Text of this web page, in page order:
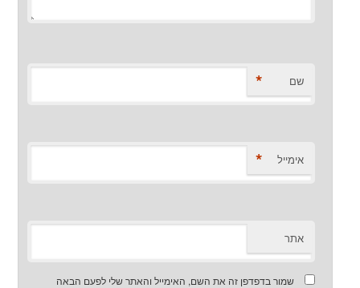
שם *
אימייל *
אתר
שמור בדפדפן זה את השם, האימייל והאתר שלי לפעם הבאה